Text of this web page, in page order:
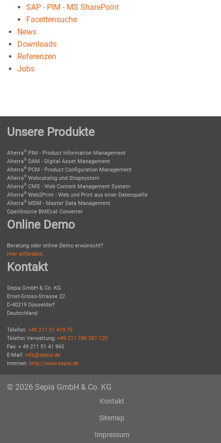
SAP - PIM - MS SharePoint
Facettensuche
News
Downloads
Referenzen
Jobs
Unsere Produkte
Alterra® PIM - Product Information Management
Alterra® DAM - Digital Asset Management
Alterra® PCM - Product Configuration Management
Alterra® Webcatalog und Shopsystem
Alterra® CMS - Web Content Management System
Alterra® Web2Print - Web und Print aus einer Datenquelle
Alterra® MDM - Master Data Management
OpenSource BMEcat Converter
Online Demo
Beratung oder online Demo erwünscht?
Hier anfordern.
Kontakt
Sepia GmbH & Co. KG
Ernst-Gnoss-Strasse 22
D-40219 Düsseldorf
Deutschland
Telefon: +49 211 51 419 75
Telefon Verwaltung: +49 211 749 587 120
Fax: + 49 211 51 41 965
E-Mail: info@sepia.de
Internet: http://www.sepia.de
© 2026 Sepia GmbH & Co. KG
Kontakt
Sitemap
Impressum